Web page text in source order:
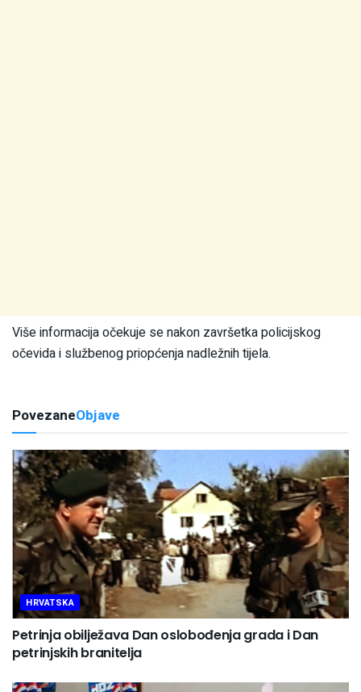
Više informacija očekuje se nakon završetka policijskog
očevida i službenog priopćenja nadležnih tijela.
PovezaneObjave
HRVATSKA
Petrinja obilježava Dan oslobođenja grada i Dan
petrinjskih branitelja